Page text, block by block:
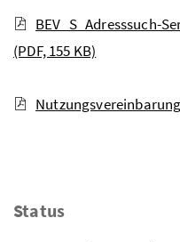
BEV_S_Adresssuch-
(PDF, 155 KB)
Nutzungsvereinbarung
Status